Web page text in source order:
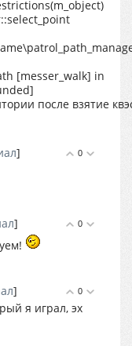
[messer_walk] in
после взятие
0
]
0
]
0
]
я играл, эх